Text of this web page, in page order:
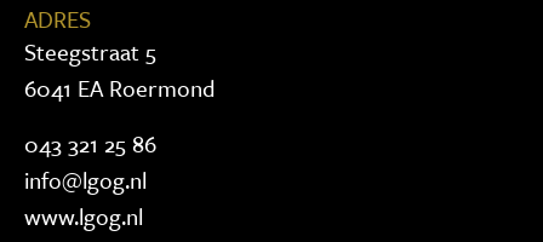
ADRES
Steegstraat 5
6041 EA Roermond
043 321 25 86
info@lgog.nl
www.lgog.nl